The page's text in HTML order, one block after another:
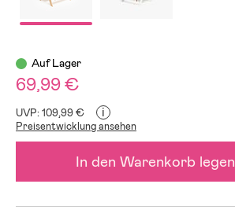
Auf Lager
69,99 €
UVP: 109,99 € i
Preisentwicklung ansehen
In den Warenkorb legen